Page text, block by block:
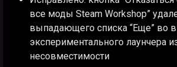
все моды Steam Workshop”
выпадающего списка “Еще” во
экспериментального лаунчера
несовместимости